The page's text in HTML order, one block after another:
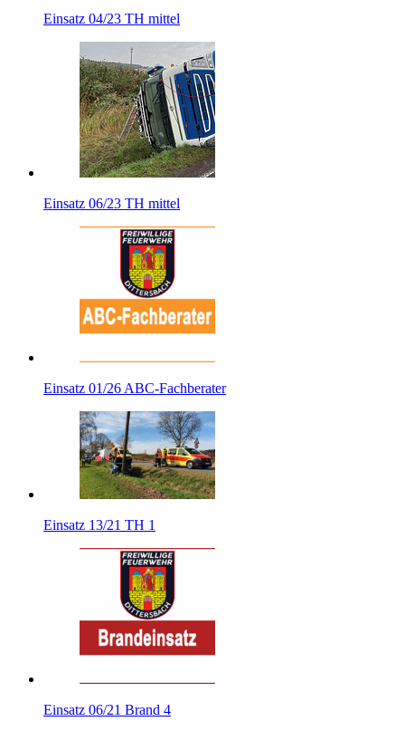
Einsatz 04/23 TH mittel
Einsatz 06/23 TH mittel
Einsatz 01/26 ABC-Fachberater
Einsatz 13/21 TH 1
Einsatz 06/21 Brand 4